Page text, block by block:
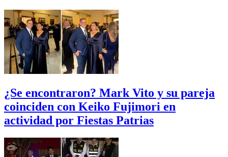
¿Se encontraron? Mark Vito y su pareja
coinciden con Keiko Fujimori en
actividad por Fiestas Patrias